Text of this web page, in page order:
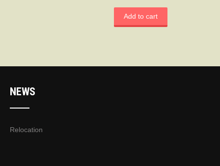
Add to cart
NEWS
Relocation